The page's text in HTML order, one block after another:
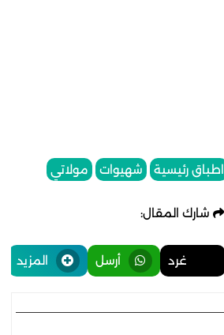
اطباق رئيسية شهيوات مولاتي
شارك المقال:
غرد أرسل المزيد